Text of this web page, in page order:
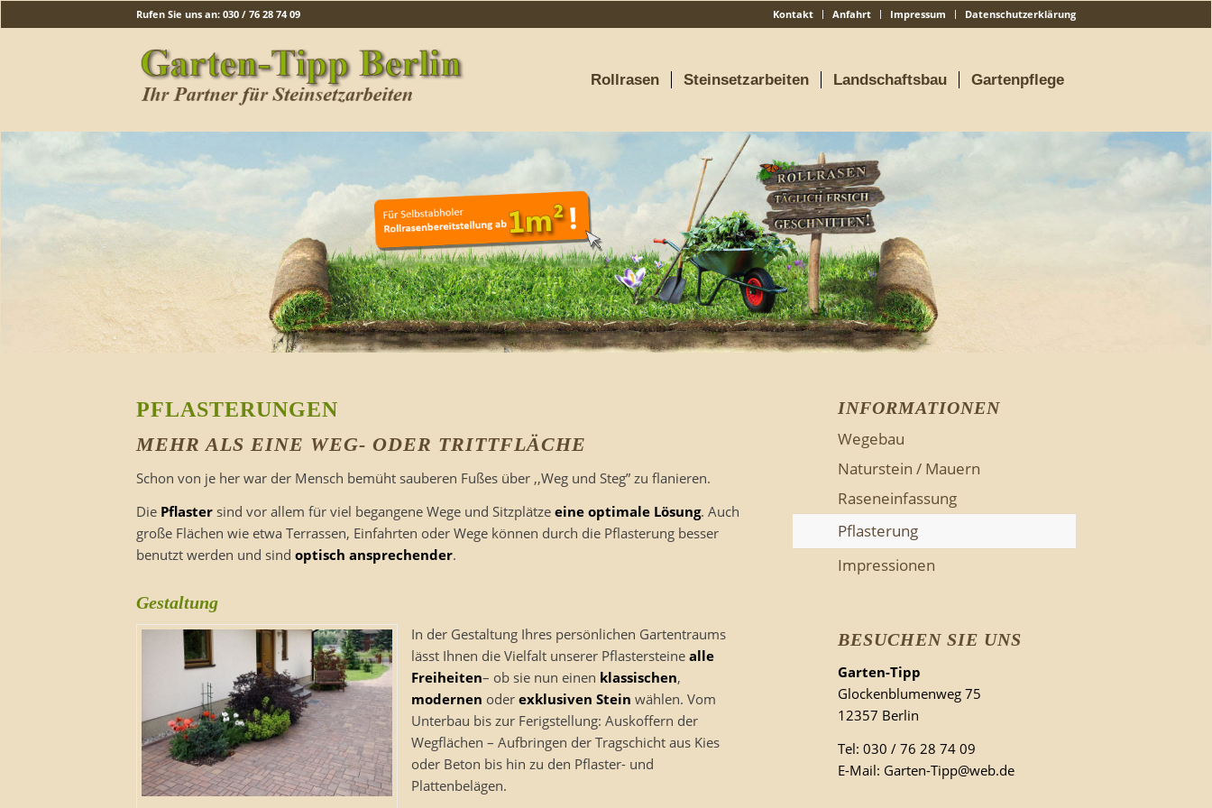
Kontakt Anfahrt Impressum Datenschutzerklärung
Rufen Sie uns an: 030 / 76 28 74 09
Rollrasen Steinsetzarbeiten Landschaftsbau Gartenpflege
PFLASTERUNGEN
MEHR ALS EINE WEG- ODER TRITTFLÄCHE
Schon von je her war der Mensch bemüht sauberen Fußes über ,,Weg und Steg” zu flanieren.
Die Pflaster sind vor allem für viel begangene Wege und Sitzplätze eine optimale Lösung. Auch
große Flächen wie etwa Terrassen, Einfahrten oder Wege können durch die Pflasterung besser
benutzt werden und sind optisch ansprechender.
Gestaltung
In der Gestaltung Ihres persönlichen Gartentraums
lässt Ihnen die Vielfalt unserer Pflastersteine alle
Freiheiten– ob sie nun einen klassischen,
modernen oder exklusiven Stein wählen. Vom
Unterbau bis zur Ferigstellung: Auskoffern der
Wegflächen – Aufbringen der Tragschicht aus Kies
oder Beton bis hin zu den Pflaster- und
Plattenbelägen.
INFORMATIONEN
Wegebau
Naturstein / Mauern
Raseneinfassung
Pflasterung
Impressionen
BESUCHEN SIE UNS
Garten-Tipp
Glockenblumenweg 75
12357 Berlin
Tel: 030 / 76 28 74 09
E-Mail: Garten-Tipp@web.de